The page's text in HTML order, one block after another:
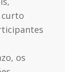
curto
os